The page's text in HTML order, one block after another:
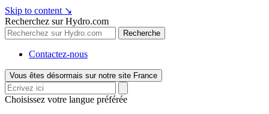
Skip to content ↘
Recherchez sur Hydro.com
Recherche
Contactez-nous
Vous êtes désormais sur notre site France
Choisissez votre langue préférée